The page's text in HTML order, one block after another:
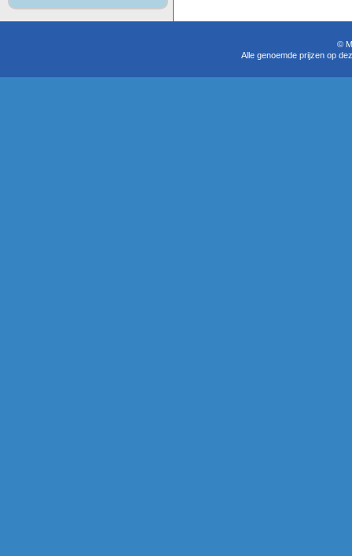
©
Alle genoemde prijzen op